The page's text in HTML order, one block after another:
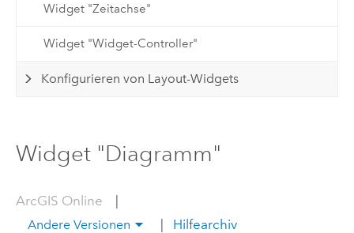
Widget "Zeitachse"
Widget "Widget-Controller"
Konfigurieren von Layout-Widgets
Widget "Diagramm"
ArcGIS Online |
Andere Versionen | Hilfearchiv